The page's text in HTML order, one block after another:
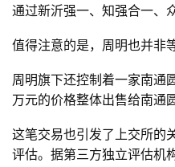
通过新沂强一、知强合一、
值得注意的是，周明也并非
周明旗下还控制着一家南通
万元的价格整体出售给南通
这笔交易也引发了上交所的
评估。据第三方独立评估机